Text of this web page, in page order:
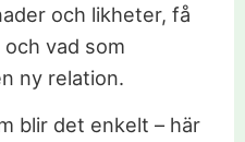
och likheter, få
vad som
ny relation.
blir det enkelt – här